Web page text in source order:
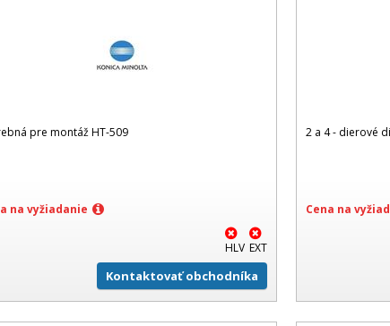
pre montáž HT-509
na vyžiadanie
HLV EXT
Kontaktovať obchodníka
2 a 4 - dierové
Cena na